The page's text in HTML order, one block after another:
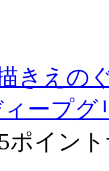
きえの
ープグ
ポイン